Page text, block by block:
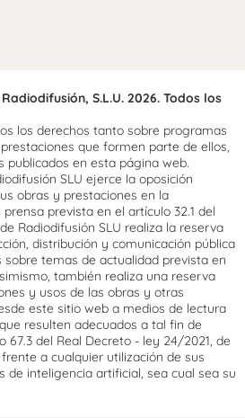
S.L.U. 2026. Todos los
los derechos tanto sobre programas
que formen parte de ellos,
publicados en esta página web.
SLU ejerce la oposición
obras y prestaciones en la
prevista en el artículo 32.1 del
Radiodifusión SLU realiza la reserva
distribución y comunicación pública
temas de actualidad prevista en
también realiza una reserva
y usos de las obras y otras
este sitio web a medios de lectura
resulten adecuados a tal fin de
67.3 del Real Decreto - ley 24/2021, de
a cualquier utilización de sus
de inteligencia artificial, sea cual sea su